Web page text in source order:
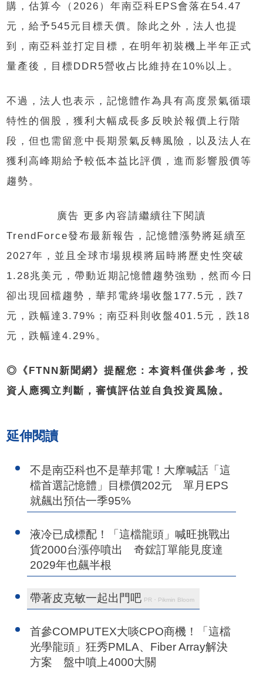
購，估算今（2026）年南亞科EPS會落在54.47
元，給予545元目標天價。除此之外，法人也提
到，南亞科並打定目標，在明年初裝機上半年正式
量產後，目標DDR5營收占比維持在10%以上。
不過，法人也表示，記憶體作為具有高度景氣循環
特性的個股，獲利大幅成長多反映於報價上行階
段，但也需留意中長期景氣反轉風險，以及法人在
獲利高峰期給予較低本益比評價，進而影響股價等
趨勢。
廣告 更多內容請繼續往下閱讀
TrendForce發布最新報告，記憶體漲勢將延續至
2027年，並且全球市場規模將屆時將歷史性突破
1.28兆美元，帶動近期記憶體趨勢強勁，然而今日
卻出現回檔趨勢，華邦電終場收盤177.5元，跌7
元，跌幅達3.79%；南亞科則收盤401.5元，跌18
元，跌幅達4.29%。
◎《FTNN新聞網》提醒您：本資料僅供參考，投
資人應獨立判斷，審慎評估並自負投資風險。
延伸閱讀
不是南亞科也不是華邦電！大摩喊話「這
檔首選記憶體」目標價202元 單月EPS
就飆出預估一季95%
液冷已成標配！「這檔龍頭」喊旺挑戰出
貨2000台漲停噴出 奇鋐訂單能見度達
2029年也飆半根
帶著皮克敏一起出門吧 PR・Pikmin Bloom
首參COMPUTEX大啖CPO商機！「這檔
光學龍頭」狂秀PMLA、Fiber Array解決
方案 盤中噴上4000大關